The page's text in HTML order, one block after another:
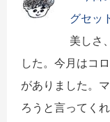
グセッ
美しさ
した。今月はコ
がありました。
ろうと言ってく